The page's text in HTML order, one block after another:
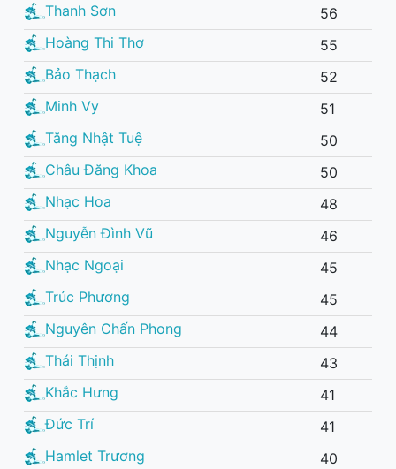
Thanh Sơn
56
Hoàng Thi Thơ
55
Bảo Thạch
52
Minh Vy
51
Tăng Nhật Tuệ
50
Châu Đăng Khoa
50
Nhạc Hoa
48
Nguyễn Đình Vũ
46
Nhạc Ngoại
45
Trúc Phương
45
Nguyên Chấn Phong
44
Thái Thịnh
43
Khắc Hưng
41
Đức Trí
41
Hamlet Trương
40